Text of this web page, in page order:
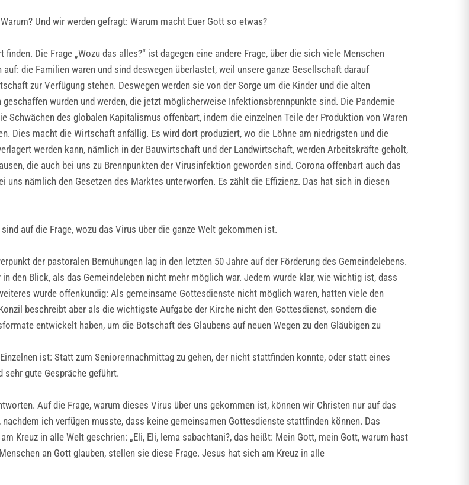
Und wir werden gefragt: Warum macht Euer Gott so etwas?
Die Frage „Wozu das alles?“ ist dagegen eine andere Frage, über die sich viele Menschen
die Familien waren und sind deswegen überlastet, weil unsere ganze Gesellschaft darauf
zur Verfügung stehen. Deswegen werden sie von der Sorge um die Kinder und die alten
wurden und werden, die jetzt möglicherweise Infektionsbrennpunkte sind. Die Pandemie
Schwächen des globalen Kapitalismus offenbart, indem die einzelnen Teile der Produktion von Waren
Dies macht die Wirtschaft anfällig. Es wird dort produziert, wo die Löhne am niedrigsten und die
werden kann, nämlich in der Bauwirtschaft und der Landwirtschaft, werden Arbeitskräfte geholt,
die auch bei uns zu Brennpunkten der Virusinfektion geworden sind. Corona offenbart auch das
nämlich den Gesetzen des Marktes unterworfen. Es zählt die Effizienz. Das hat sich in diesen
auf die Frage, wozu das Virus über die ganze Welt gekommen ist.
der pastoralen Bemühungen lag in den letzten 50 Jahre auf der Förderung des Gemeindelebens.
den Blick, als das Gemeindeleben nicht mehr möglich war. Jedem wurde klar, wie wichtig ist, dass
wurde offenkundig: Als gemeinsame Gottesdienste nicht möglich waren, hatten viele den
beschreibt aber als die wichtigste Aufgabe der Kirche nicht den Gottesdienst, sondern die
entwickelt haben, um die Botschaft des Glaubens auf neuen Wegen zu den Gläubigen zu
ist: Statt zum Seniorennachmittag zu gehen, der nicht stattfinden konnte, oder statt eines
gute Gespräche geführt.
Auf die Frage, warum dieses Virus über uns gekommen ist, können wir Christen nur auf das
ich verfügen musste, dass keine gemeinsamen Gottesdienste stattfinden können. Das
Kreuz in alle Welt geschrien: „Eli, Eli, lema sabachtani?, das heißt: Mein Gott, mein Gott, warum hast
an Gott glauben, stellen sie diese Frage. Jesus hat sich am Kreuz in alle